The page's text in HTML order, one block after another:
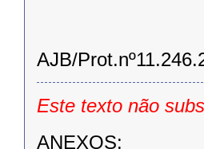
AJB/
Este texto não
ANEXOS: